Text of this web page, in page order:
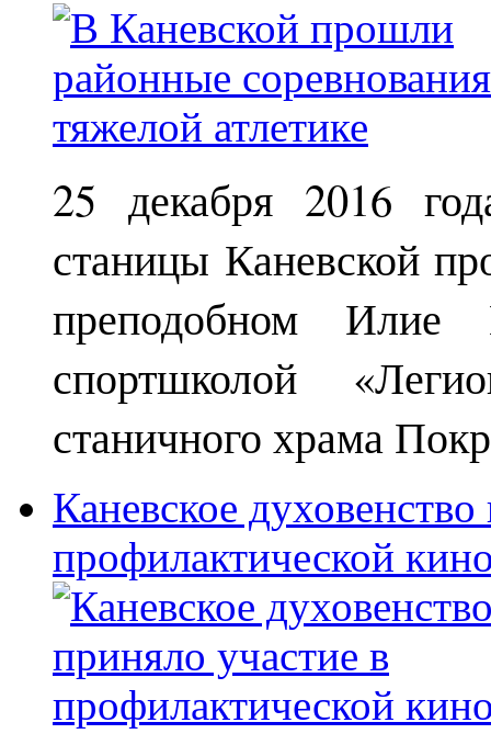
25 декабря 2016
станицы Каневской
преподобном Илие
спортшколой
станичного храма
Каневское
профилактической